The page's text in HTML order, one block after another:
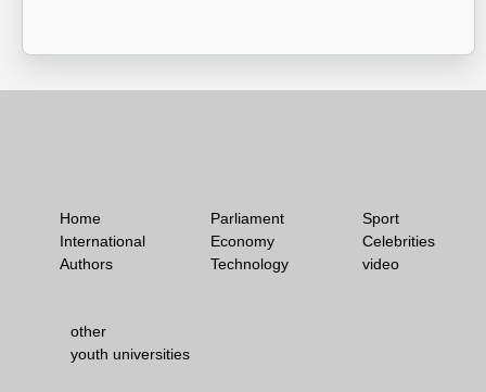
Home
International
Authors
Parliament
Economy
Technology
Sport
Celebrities
video
other
youth universities